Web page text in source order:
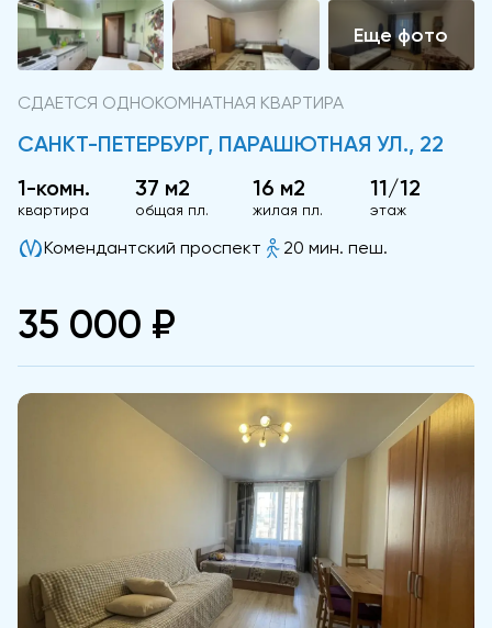
СДАЕТСЯ ОДНОКОМНАТНАЯ КВАРТИРА
САНКТ-ПЕТЕРБУРГ, ПАРАШЮТНАЯ УЛ., 22
1-комн.
квартира
37 м2
общая пл.
16 м2
жилая пл.
11/12
этаж
Комендантский проспект 20 мин. пеш.
35 000 ₽